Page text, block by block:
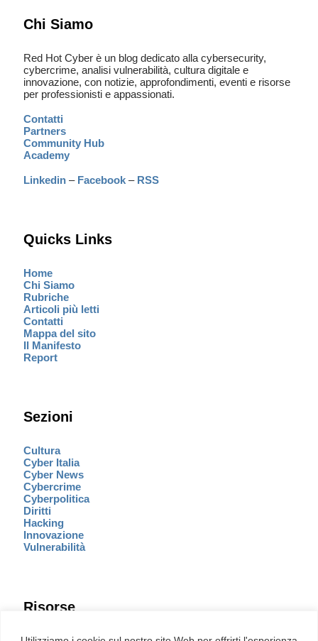
Chi Siamo
Red Hot Cyber è un blog dedicato alla cybersecurity,
cybercrime, analisi vulnerabilità, cultura digitale e
innovazione, con notizie, approfondimenti, eventi e risorse
per professionisti e appassionati.
Contatti
Partners
Community Hub
Academy
Linkedin – Facebook – RSS
Quicks Links
Home
Chi Siamo
Rubriche
Articoli più letti
Contatti
Mappa del sito
Il Manifesto
Report
Sezioni
Cultura
Cyber Italia
Cyber News
Cybercrime
Cyberpolitica
Diritti
Hacking
Innovazione
Vulnerabilità
Risorse